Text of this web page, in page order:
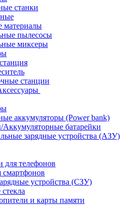
станки
материалы
пылесосы
миксеры
станции
аккумуляторы (Power bank)
Аккумуляторные батарейки
зарядные устройства (АЗУ)
для телефонов
смартфонов
устройства (СЗУ)
и карты памяти